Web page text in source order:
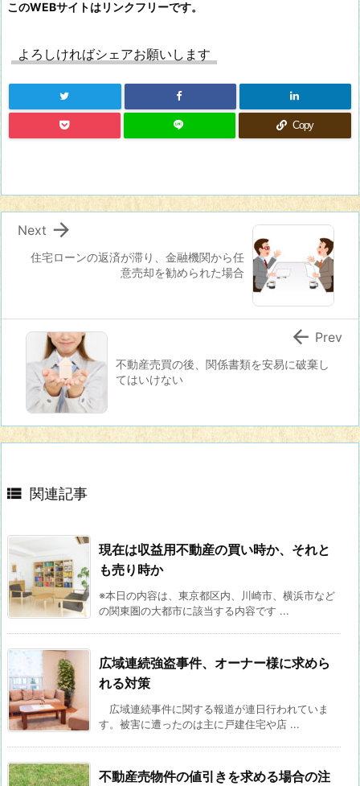
このWEBサイトはリンクフリーです。
よろしければシェアお願いします
Copy
住宅ローンの返済が滞り、金融機関から任
意売却を勧められた場合

Next
不動産売買の後、関係書類を安易に破棄し
てはいけない
 Prev
 関連記事
現在は収益用不動産の買い時か、それと
も売り時か
※本日の内容は、東京都区内、川崎市、横浜市など
の関東圏の大都市に該当する内容です ...
広域連続強盗事件、オーナー様に求めら
れる対策
広域連続事件に関する報道が連日行われていま
す。被害に遭ったのは主に戸建住宅や店 ...
不動産売物件の値引きを求める場合の注